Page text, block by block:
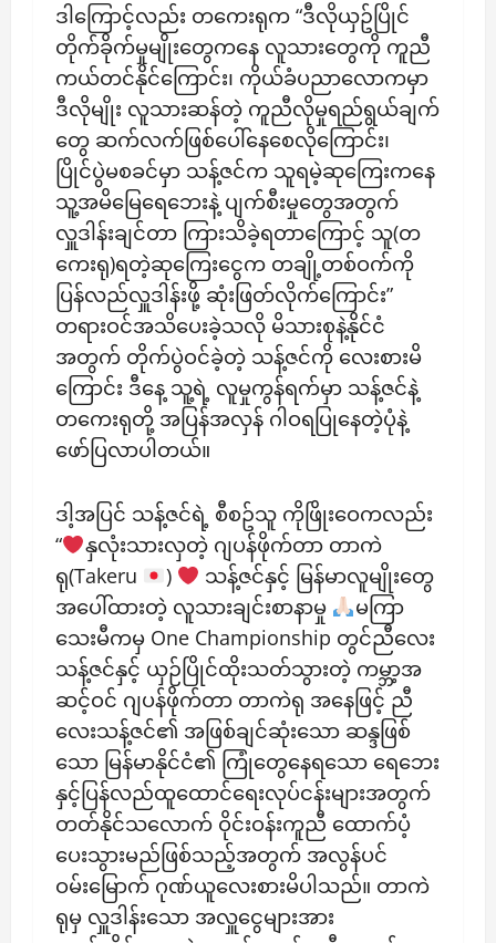
ဒါကြောင့်လည်း တကေးရုက “ဒီလိုယှဥ်ပြိုင်
တိုက်ခိုက်မှုမျိုးတွေကနေ လူသားတွေကို ကူညီ
ကယ်တင်နိုင်ကြောင်း၊ ကိုယ်ခံပညာလောကမှာ
ဒီလိုမျိုး လူသားဆန်တဲ့ ကူညီလိုမှုရည်ရွယ်ချက်
တွေ ဆက်လက်ဖြစ်ပေါ်နေစေလိုကြောင်း၊
ပြိုင်ပွဲမစခင်မှာ သန့်ဇင်က သူရမဲ့ဆုကြေးကနေ
သူ့အမိမြေရေဘေးနဲ့ ပျက်စီးမှုတွေအတွက်
လှူဒါန်းချင်တာ ကြားသိခဲ့ရတာကြောင့် သူ(တ
ကေးရု)ရတဲ့ဆုကြေးငွေက တချို့တစ်ဝက်ကို
ပြန်လည်လှူဒါန်းဖို့ ဆုံးဖြတ်လိုက်ကြောင်း”
တရားဝင်အသိပေးခဲ့သလို မိသားစုနဲ့နိုင်ငံ
အတွက် တိုက်ပွဲဝင်ခဲ့တဲ့ သန့်ဇင်ကို လေးစားမိ
ကြောင်း ဒီနေ့ သူ့ရဲ့ လူမှုကွန်ရက်မှာ သန့်ဇင်နဲ့
တကေးရုတို့ အပြန်အလှန် ဂါဝရပြုနေတဲ့ပုံနဲ့
ဖော်ပြလာပါတယ်။
ဒါ့အပြင် သန့်ဇင်ရဲ့ စီစဥ်သူ ကိုဖြိုးဝေကလည်း
“
နှလုံးသားလှတဲ့ ဂျပန်ဖိုက်တာ တာကဲ
ရု(Takeru
)
သန့်ဇင်‌‌နှင့် မြန်မာလူမျိုးတွေ
အပေါ်ထားတဲ့ လူသားချင်းစာနာမှု
မကြာ
သေးမီကမှ One Championship တွင်ညီလေး
သန့်ဇင်နှင့် ယှဉ်ပြိုင်ထိုးသတ်သွားတဲ့ ကမ္ဘာ့အ
ဆင့်ဝင် ဂျပန်ဖိုက်တာ တာကဲရု အနေဖြင့် ညီ
လေးသန့်ဇင်၏ အဖြစ်ချင်ဆုံးသော ဆန္ဒဖြစ်
သော မြန်မာနိုင်ငံ၏ ကြုံတွေနေရသော ရေဘေး
နှင့်ပြန်လည်ထူထောင်ရေးလုပ်ငန်းများအတွက်
တတ်နိုင်သလောက် ဝိုင်းဝန်းကူညီ ထောက်ပံ့
ပေးသွားမည်ဖြစ်သည့်အတွက် အလွန်ပင်
ဝမ်းမြောက် ဂုဏ်ယူလေးစားမိပါသည်။ တာကဲ
ရုမှ လှူဒါန်းသော ‌‌‌‌‌‌‌‌‌‌‌‌‌‌‌‌‌‌‌‌‌‌‌အလှူငွေများအား